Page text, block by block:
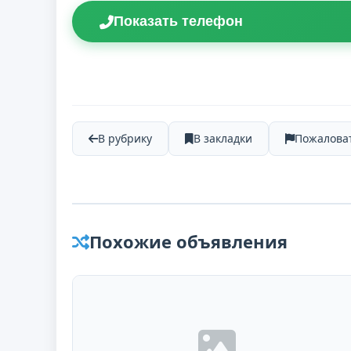
Показать телефон
В рубрику В закладки
Похожие объявления